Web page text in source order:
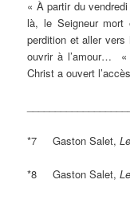
« À partir du
là, le Seigneur mort
perdition et aller
ouvrir à l’amour…
Christ a ouvert
*7 Gaston Salet,
*8 Gaston Salet,